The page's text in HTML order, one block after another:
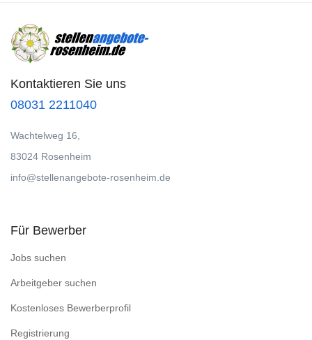
Kontaktieren Sie uns
08031 2211040
Wachtelweg 16,
83024 Rosenheim
info@stellenangebote-rosenheim.de
Für Bewerber
Jobs suchen
Arbeitgeber suchen
Kostenloses Bewerberprofil
Registrierung